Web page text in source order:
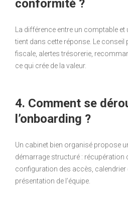
conformité ?
La différence entre un comptable
tient dans cette réponse. Le
fiscale, alertes trésorerie,
ce qui crée de la valeur.
4. Comment se
l’onboarding ?
Un cabinet bien organisé propose
démarrage structuré : récupération
configuration des accès, calendrier
présentation de l’équipe.